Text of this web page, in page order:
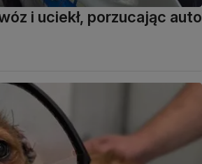
i uciekł, porzucając auto